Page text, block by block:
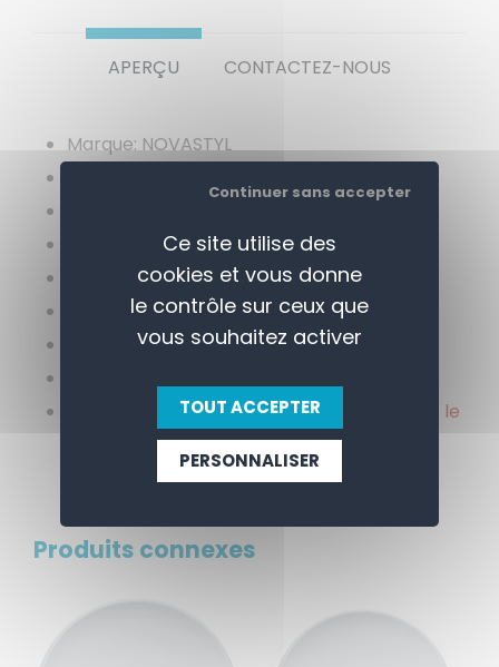
APERÇU CONTACTEZ-NOUS
Marque: NOVASTYL
Gamme: Boss
Largeur: 270 mm
Longueur: 270 mm
Hauteur: 30 mm
Prix indicatif avant remise: 6,98€ pièce soit le
Produits connexes
Ce site utilise des
cookies et vous donne
le contrôle sur ceux que
vous souhaitez activer
TOUT ACCEPTER
Continuer sans accepter
PERSONNALISER